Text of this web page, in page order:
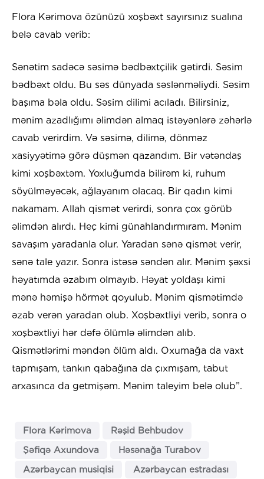
Flora Kərimova özünüzü xoşbəxt sayırsınız sualına
belə cavab verib:
Sənətim sadəcə səsimə bədbəxtçilik gətirdi. Səsim
bədbəxt oldu. Bu səs dünyada səslənməliydi. Səsim
başıma bəla oldu. Səsim dilimi acıladı. Bilirsiniz,
mənim azadlığımı əlimdən almaq istəyənlərə zəhərlə
cavab verirdim. Və səsimə, dilimə, dönməz
xasiyyətimə görə düşmən qazandım. Bir vətəndaş
kimi xoşbəxtəm. Yoxluğumda bilirəm ki, ruhum
söyülməyəcək, ağlayanım olacaq. Bir qadın kimi
nakamam. Allah qismət verirdi, sonra çox görüb
əlimdən alırdı. Heç kimi günahlandırmıram. Mənim
savaşım yaradanla olur. Yaradan sənə qismət verir,
sənə tale yazır. Sonra istəsə səndən alır. Mənim şəxsi
həyatımda əzabım olmayıb. Həyat yoldaşı kimi
mənə həmişə hörmət qoyulub. Mənim qismətimdə
əzab verən yaradan olub. Xoşbəxtliyi verib, sonra o
xoşbəxtliyi hər dəfə ölümlə əlimdən alıb.
Qismətlərimi məndən ölüm aldı. Oxumağa da vaxt
tapmışam, tankın qabağına da çıxmışam, tabut
arxasınca da getmişəm. Mənim taleyim belə olub”.
Flora Kərimova
Rəşid Behbudov
Şəfiqə Axundova
Həsənağa Turabov
Azərbaycan musiqisi
Azərbaycan estradası